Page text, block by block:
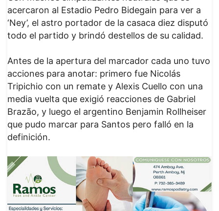
acercaron al Estadio Pedro Bidegain para ver a
‘Ney’, el astro portador de la casaca diez disputó
todo el partido y brindó destellos de su calidad.
Antes de la apertura del marcador cada uno tuvo
acciones para anotar: primero fue Nicolás
Tripichio con un remate y Alexis Cuello con una
media vuelta que exigió reacciones de Gabriel
Brazão, y luego el argentino Benjamin Rollheiser
que pudo marcar para Santos pero falló en la
definición.